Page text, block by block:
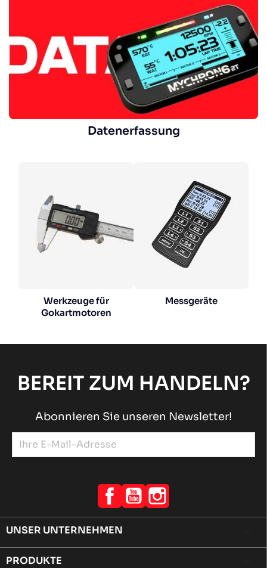
Datenerfassung
Werkzeuge für
Gokartmotoren
Messgeräte
BEREIT ZUM HANDELN?
Abonnieren Sie unseren Newsletter!
Facebook
YouTube
UNSER UNTERNEHMEN
PRODUKTE